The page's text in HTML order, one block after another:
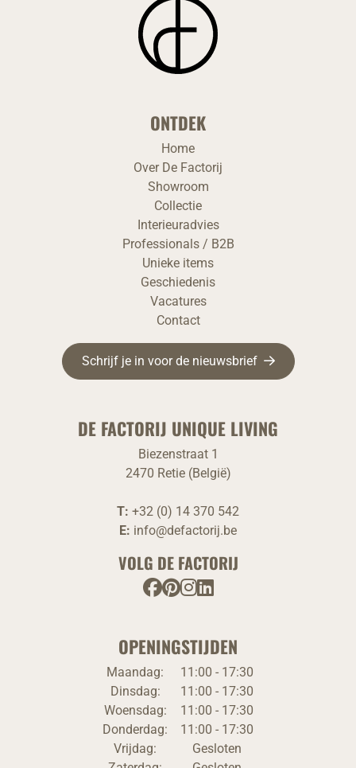
ONTDEK
Home
Over De Factorij
Showroom
Collectie
Interieuradvies
Professionals / B2B
Unieke items
Geschiedenis
Vacatures
Contact
Schrijf je in voor de nieuwsbrief
DE FACTORIJ UNIQUE LIVING
Biezenstraat 1
2470 Retie (België)
T: +32 (0) 14 370 542
E: info@defactorij.be
VOLG DE FACTORIJ
OPENINGSTIJDEN
Maandag:
Dinsdag:
Woensdag:
Donderdag:
Vrijdag:
11:00 - 17:30
11:00 - 17:30
11:00 - 17:30
11:00 - 17:30
Gesloten